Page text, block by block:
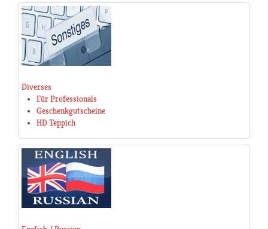
Diverses
Für Professionals
Geschenkgutscheine
HD Teppich